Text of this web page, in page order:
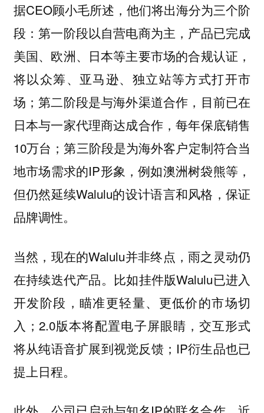
据CEO顾小毛所述，他们将出海分为三个阶
段：第一阶段以自营电商为主，产品已完成
美国、欧洲、日本等主要市场的合规认证，
将以众筹、亚马逊、独立站等方式打开市
场；第二阶段是与海外渠道合作，目前已在
日本与一家代理商达成合作，每年保底销售
10万台；第三阶段是为海外客户定制符合当
地市场需求的IP形象，例如澳洲树袋熊等，
但仍然延续Walulu的设计语言和风格，保证
品牌调性。
当然，现在的Walulu并非终点，雨之灵动仍
在持续迭代产品。比如挂件版Walulu已进入
开发阶段，瞄准更轻量、更低价的市场切
入；2.0版本将配置电子屏眼睛，交互形式
将从纯语音扩展到视觉反馈；IP衍生品也已
提上日程。